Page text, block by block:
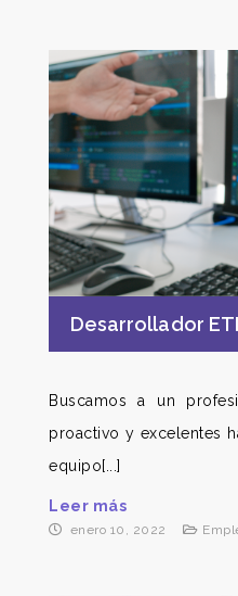
Desarrollador
Buscamos a un
proactivo y excelentes
equipo[...]
Leer más
enero 10, 2022